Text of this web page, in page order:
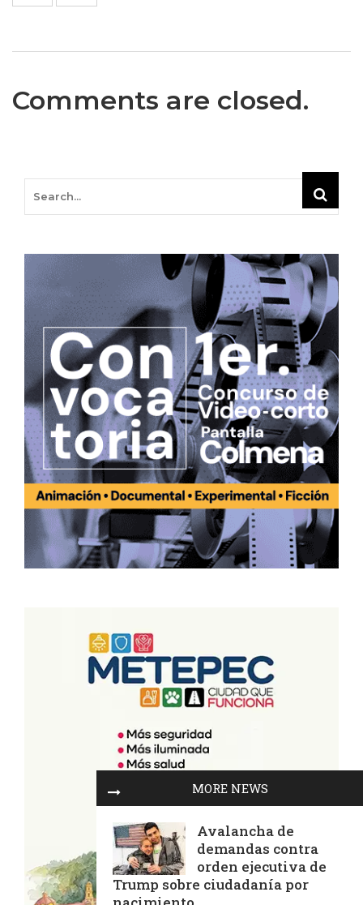
Comments are closed.
MORE NEWS
Avalancha de
demandas contra
orden ejecutiva de
Trump sobre ciudadanía por